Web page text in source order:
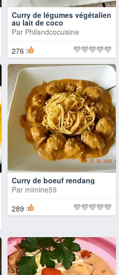
Curry de légumes végétalien
au lait de coco
Par Philandcocuisine
276
Curry de boeuf rendang
Par mimine59
289